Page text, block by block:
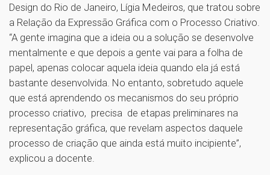
Design do Rio de Janeiro, Lígia Medeiros, que tratou sobre
a Relação da Expressão Gráfica com o Processo Criativo.
“A gente imagina que a ideia ou a solução se desenvolve
mentalmente e que depois a gente vai para a folha de
papel, apenas colocar aquela ideia quando ela já está
bastante desenvolvida. No entanto, sobretudo aquele
que está aprendendo os mecanismos do seu próprio
processo criativo, precisa de etapas preliminares na
representação gráfica, que revelam aspectos daquele
processo de criação que ainda está muito incipiente”,
explicou a docente.